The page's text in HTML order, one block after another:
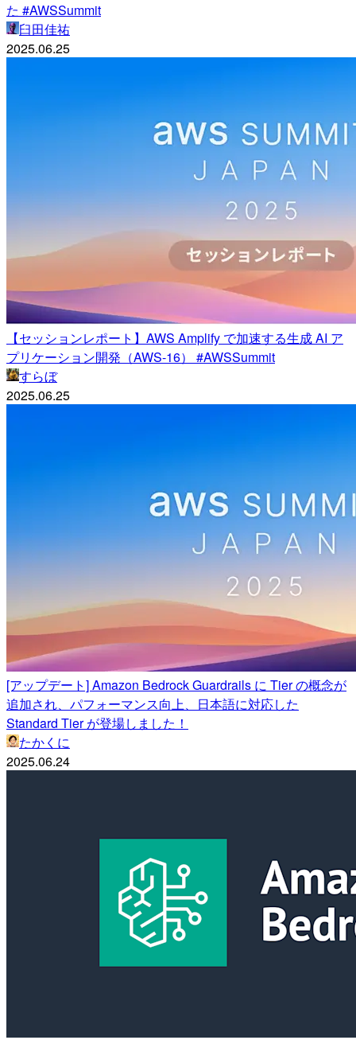
た #AWSSummit
臼田佳祐
2025.06.25
【セッションレポート】AWS Amplify で加速する生成 AI ア
プリケーション開発（AWS-16） #AWSSummit
すらぼ
2025.06.25
[アップデート] Amazon Bedrock Guardrails に Tier の概念が
追加され、パフォーマンス向上、日本語に対応した
Standard Tier が登場しました！
たかくに
2025.06.24